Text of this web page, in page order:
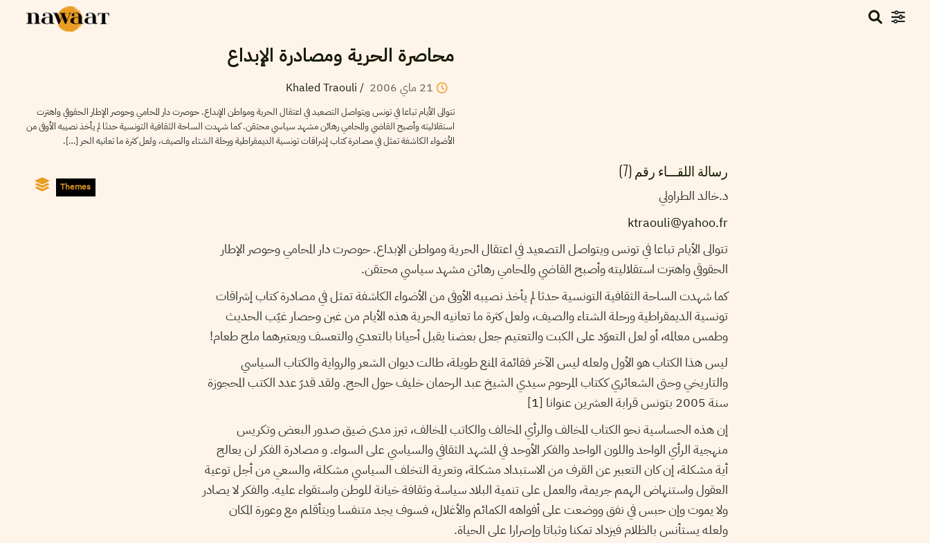
محاصرة الحرية ومصادرة الإبداع
21 ماي 2006
/
Khaled Traouli
تتوالى الأيام تباعا في تونس ويتواصل التصعيد في اعتقال الحرية ومواطن الإبداع. حوصرت دار المحامي وحوصر الإطار الحقوقي واهتزت
استقلاليته وأصبح القاضي والمحامي رهائن مشهد سياسي محتقن. كما شهدت الساحة الثقافية التونسية حدثا لم يأخذ نصيبه الأوفى من
الأضواء الكاشفة تمثل في مصادرة كتاب إشراقات تونسية الديمقراطية ورحلة الشتاء والصيف، ولعل كثرة ما تعانيه الحر […].
Themes
رسالة اللقـــاء رقم (7)
د.خالد الطراولي
ktraouli@yahoo.fr
تتوالى الأيام تباعا في تونس ويتواصل التصعيد في اعتقال الحرية ومواطن الإبداع. حوصرت دار المحامي وحوصر الإطار
الحقوقي واهتزت استقلاليته وأصبح القاضي والمحامي رهائن مشهد سياسي محتقن.
كما شهدت الساحة الثقافية التونسية حدثا لم يأخذ نصيبه الأوفى من الأضواء الكاشفة تمثل في مصادرة كتاب إشراقات
تونسية الديمقراطية ورحلة الشتاء والصيف، ولعل كثرة ما تعانيه الحرية هذه الأيام من غبن وحصار غيّب الحديث
وطمس معالمه، أو لعل التعوّد على الكبت والتعتيم جعل بعضنا يقبل أحيانا بالتعدي والتعسف ويعتبرهما ملح طعام!
ليس هذا الكتاب هو الأول ولعله ليس الآخر فقائمة المنع طويلة، طالت ديوان الشعر والرواية والكتاب السياسي
والتاريخي وحتى الشعائري ككتاب المرحوم سيدي الشيخ عبد الرحمان خليف حول الحج. ولقد قدرّ عدد الكتب المحجوزة
سنة 2005 بتونس قرابة العشرين عنوانا [
1
]
إن هذه الحساسية نحو الكتاب المخالف والرأي المخالف والكاتب المخالف، تبرز مدى ضيق صدور البعض وتكريس
منهجية الرأي الواحد واللون الواحد والفكر الأوحد في المشهد الثقافي والسياسي على السواء. و مصادرة الفكر لن يعالج
أية مشكلة، إن كان التعبير عن القرف من الاستبداد مشكلة، وتعرية التخلف السياسي مشكلة، والسعي من أجل توعية
العقول واستنهاض الهمم جريمة، والعمل على تنمية البلاد سياسة وثقافة خيانة للوطن واستقواء عليه. والفكر لا يصادر
ولا يموت وإن حبس في نفق ووضعت على أفواهه الكمائم والأغلال، فسوف يجد متنفسا ويتأقلم مع وعورة المكان
ولعله يستأنس بالظلام فيزداد تمكنا وثباتا وإصرارا على الحياة.